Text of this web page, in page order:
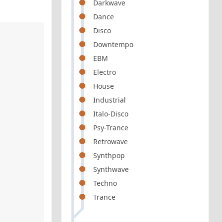
Darkwave
Dance
Disco
Downtempo
EBM
Electro
House
Industrial
Italo-Disco
Psy-Trance
Retrowave
Synthpop
Synthwave
Techno
Trance